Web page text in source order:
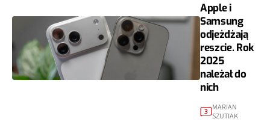
Apple i
Samsung
odjeżdżają
reszcie. Rok
2025
należał do
nich
3
MARIAN
SZUTIAK